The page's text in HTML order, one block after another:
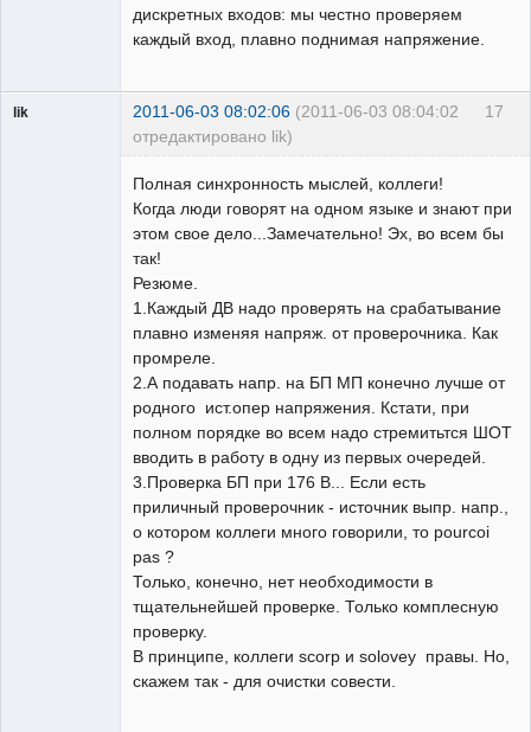
дискретных входов: мы честно проверяем
каждый вход, плавно поднимая напряжение.
17
lik 2011-06-03 08:02:06 (2011-06-03 08:04:02
отредактировано lik)
Полная синхронность мыслей, коллеги!
Когда люди говорят на одном языке и знают при
этом свое дело...Замечательно! Эх, во всем бы
так!
Резюме.
1.Каждый ДВ надо проверять на срабатывание
плавно изменяя напряж. от проверочника. Как
промреле.
2.А подавать напр. на БП МП конечно лучше от
родного ист.опер напряжения. Кстати, при
полном порядке во всем надо стремитьтся ШОТ
вводить в работу в одну из первых очередей.
3.Проверка БП при 176 В... Если есть
приличный проверочник - источник выпр. напр.,
о котором коллеги много говорили, то pourcoi
pas ?
Только, конечно, нет необходимости в
тщательнейшей проверке. Только комплесную
проверку.
В принципе, коллеги scorp и solovey правы. Но,
скажем так - для очистки совести.